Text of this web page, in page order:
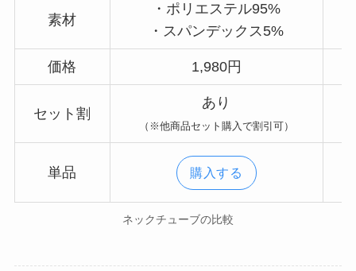
素材
・ポリエステル95%
・スパンデックス5%
価格 1,980円
セット割
あり
（※他商品セット購入で割引可）
単品 購入する
ネックチューブの比較